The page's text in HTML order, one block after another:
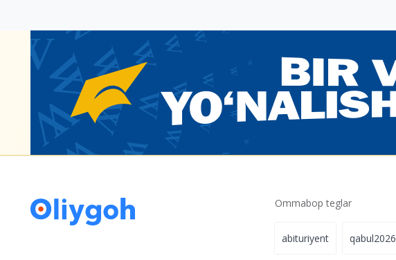
Ommabop teglar
abituriyent qabul2026